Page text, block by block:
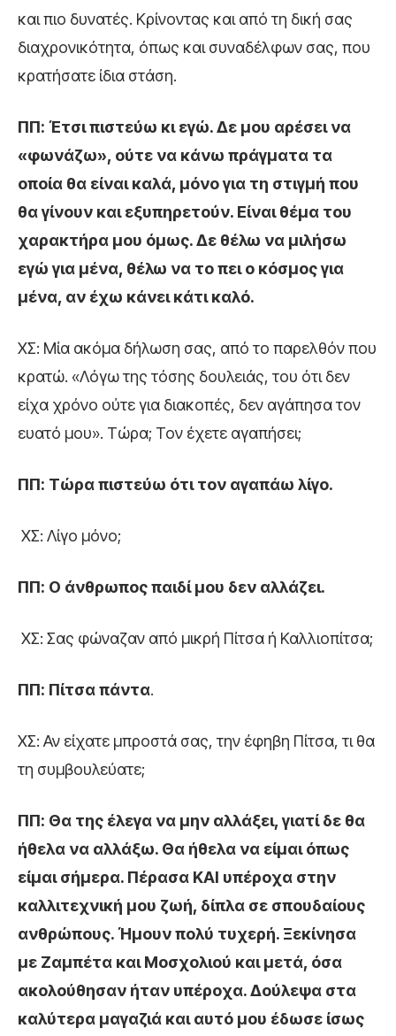
και πιο δυνατές. Κρίνοντας και από τη δική σας
διαχρονικότητα, όπως και συναδέλφων σας, που
κρατήσατε ίδια στάση.
ΠΠ: Έτσι πιστεύω κι εγώ. Δε μου αρέσει να
«φωνάζω», ούτε να κάνω πράγματα τα
οποία θα είναι καλά, μόνο για τη στιγμή που
θα γίνουν και εξυπηρετούν. Είναι θέμα του
χαρακτήρα μου όμως. Δε θέλω να μιλήσω
εγώ για μένα, θέλω να το πει ο κόσμος για
μένα, αν έχω κάνει κάτι καλό.
ΧΣ: Μία ακόμα δήλωση σας, από το παρελθόν που
κρατώ. «Λόγω της τόσης δουλειάς, του ότι δεν
είχα χρόνο ούτε για διακοπές, δεν αγάπησα τον
ευατό μου». Τώρα; Τον έχετε αγαπήσει;
ΠΠ: Τώρα πιστεύω ότι τον αγαπάω λίγο.
ΧΣ: Λίγο μόνο;
ΠΠ: Ο άνθρωπος παιδί μου δεν αλλάζει.
ΧΣ: Σας φώναζαν από μικρή Πίτσα ή Καλλιοπίτσα;
ΠΠ: Πίτσα πάντα.
ΧΣ: Αν είχατε μπροστά σας, την έφηβη Πίτσα, τι θα
τη συμβουλεύατε;
ΠΠ: Θα της έλεγα να μην αλλάξει, γιατί δε θα
ήθελα να αλλάξω. Θα ήθελα να είμαι όπως
είμαι σήμερα. Πέρασα ΚΑΙ υπέροχα στην
καλλιτεχνική μου ζωή, δίπλα σε σπουδαίους
ανθρώπους. Ήμουν πολύ τυχερή. Ξεκίνησα
με Ζαμπέτα και Μοσχολιού και μετά, όσα
ακολούθησαν ήταν υπέροχα. Δούλεψα στα
καλύτερα μαγαζιά και αυτό μου έδωσε ίσως